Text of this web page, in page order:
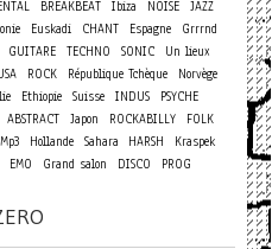
BREAKBEAT Ibiza NOISE
JAZZ
Euskadi CHANT Espagne
Grrrnd
GUITARE TECHNO SONIC
Un lieux
ROCK République Tchèque
Norvège
Ethiopie Suisse INDUS
PSYCHE
ABSTRACT Japon ROCKABILLY
FOLK
Mp3 Hollande Sahara HARSH
Kraspek
EMO Grand salon DISCO PROG